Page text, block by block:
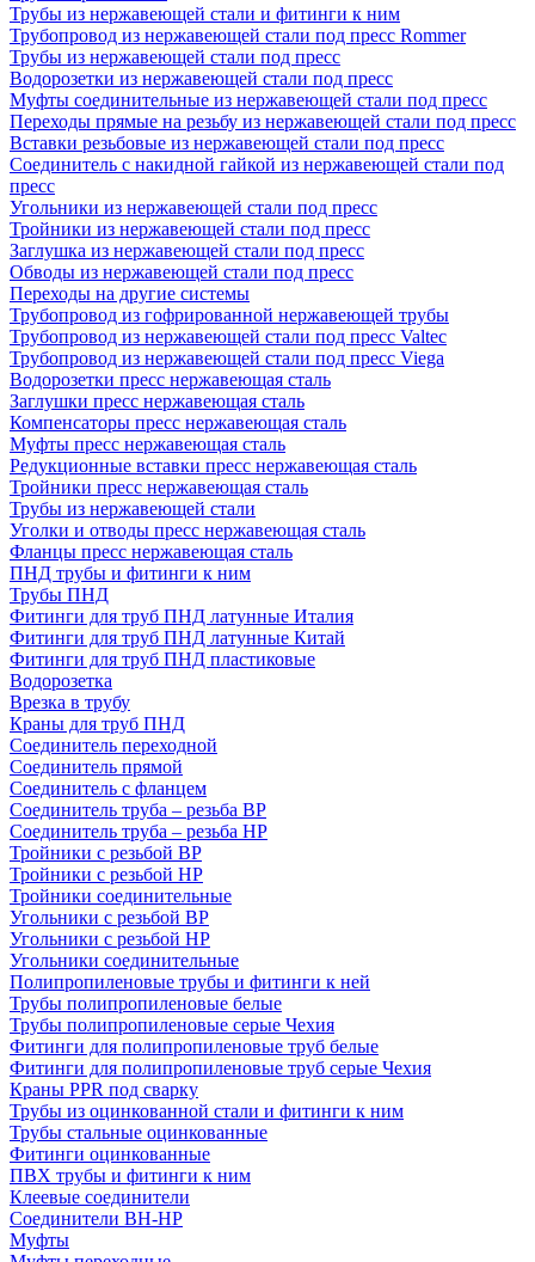
Трубы из нержавеющей стали и фитинги к ним
Трубопровод из нержавеющей стали под пресс Rommer
Трубы из нержавеющей стали под пресс
Водорозетки из нержавеющей стали под пресс
Муфты соединительные из нержавеющей стали под пресс
Переходы прямые на резьбу из нержавеющей стали под пресс
Вставки резьбовые из нержавеющей стали под пресс
Соединитель с накидной гайкой из нержавеющей стали под
пресс
Угольники из нержавеющей стали под пресс
Тройники из нержавеющей стали под пресс
Заглушка из нержавеющей стали под пресс
Обводы из нержавеющей стали под пресс
Переходы на другие системы
Трубопровод из гофрированной нержавеющей трубы
Трубопровод из нержавеющей стали под пресс Valtec
Трубопровод из нержавеющей стали под пресс Viega
Водорозетки пресс нержавеющая сталь
Заглушки пресс нержавеющая сталь
Компенсаторы пресс нержавеющая сталь
Муфты пресс нержавеющая сталь
Редукционные вставки пресс нержавеющая сталь
Тройники пресс нержавеющая сталь
Трубы из нержавеющей стали
Уголки и отводы пресс нержавеющая сталь
Фланцы пресс нержавеющая сталь
ПНД трубы и фитинги к ним
Трубы ПНД
Фитинги для труб ПНД латунные Италия
Фитинги для труб ПНД латунные Китай
Фитинги для труб ПНД пластиковые
Водорозетка
Врезка в трубу
Краны для труб ПНД
Соединитель переходной
Соединитель прямой
Соединитель с фланцем
Соединитель труба – резьба ВР
Соединитель труба – резьба НР
Тройники с резьбой ВР
Тройники с резьбой НР
Тройники соединительные
Угольники с резьбой ВР
Угольники с резьбой НР
Угольники соединительные
Полипропиленовые трубы и фитинги к ней
Трубы полипропиленовые белые
Трубы полипропиленовые серые Чехия
Фитинги для полипропиленовые труб белые
Фитинги для полипропиленовые труб серые Чехия
Краны PPR под сварку
Трубы из оцинкованной стали и фитинги к ним
Трубы стальные оцинкованные
Фитинги оцинкованные
ПВХ трубы и фитинги к ним
Клеевые соединители
Соединители ВН-НР
Муфты